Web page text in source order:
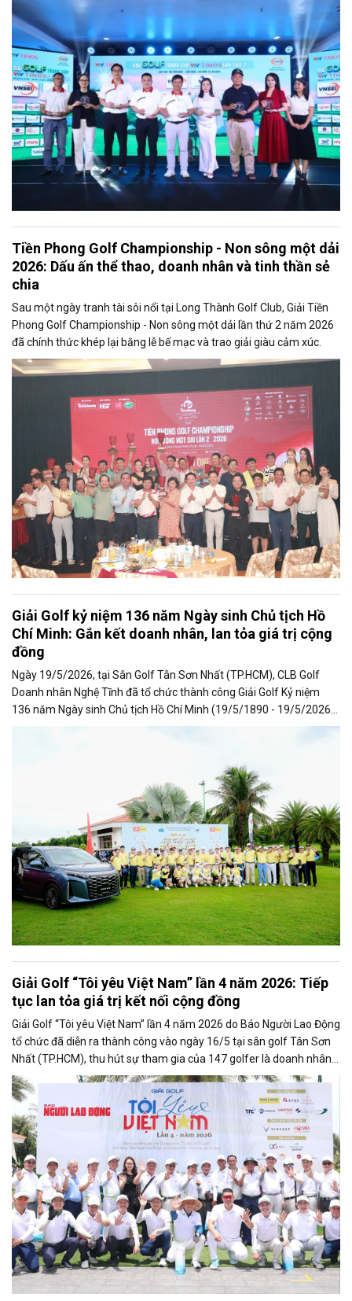
Tiền Phong Golf Championship - Non sông một dải
2026: Dấu ấn thể thao, doanh nhân và tinh thần sẻ
chia
Sau một ngày tranh tài sôi nổi tại Long Thành Golf Club, Giải Tiền
Phong Golf Championship - Non sông một dải lần thứ 2 năm 2026
đã chính thức khép lại bằng lễ bế mạc và trao giải giàu cảm xúc.
Giải Golf kỷ niệm 136 năm Ngày sinh Chủ tịch Hồ
Chí Minh: Gắn kết doanh nhân, lan tỏa giá trị cộng
đồng
Ngày 19/5/2026, tại Sân Golf Tân Sơn Nhất (TP.HCM), CLB Golf
Doanh nhân Nghệ Tĩnh đã tổ chức thành công Giải Golf Kỷ niệm
136 năm Ngày sinh Chủ tịch Hồ Chí Minh (19/5/1890 - 19/5/2026),
thu hút hơn 240 golfer là doanh nhân, khách mời cùng đại diện
Giải Golf “Tôi yêu Việt Nam” lần 4 năm 2026: Tiếp
tục lan tỏa giá trị kết nối cộng đồng
Giải Golf “Tôi yêu Việt Nam” lần 4 năm 2026 do Báo Người Lao Động
tổ chức đã diễn ra thành công vào ngày 16/5 tại sân golf Tân Sơn
Nhất (TP.HCM), thu hút sự tham gia của 147 golfer là doanh nhân,
đại diện các đơn vị đồng hành, đối tác cùng đông đảo golfer không
chuyên trên cả nước.